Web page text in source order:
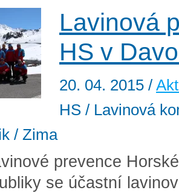
Lavinová
HS v
20. 04. 2015 /
HS / Lavinová
/ Zima
prevence
se účastní